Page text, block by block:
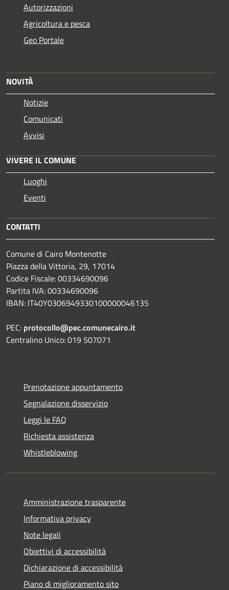
Autorizzazioni
Agricoltura e pesca
Geo Portale
NOVITÀ
Notizie
Comunicati
Avvisi
VIVERE IL COMUNE
Luoghi
Eventi
CONTATTI
Comune di Cairo Montenotte
Piazza della Vittoria, 29, 17014
Codice Fiscale: 00334690096
Partita IVA: 00334690096
IBAN: IT40Y0306949330100000046135
PEC: protocollo@pec.comunecairo.it
Centralino Unico: 019 507071
Prenotazione appuntamento
Segnalazione disservizio
Leggi le FAQ
Richiesta assistenza
Whistleblowing
Amministrazione trasparente
Informativa privacy
Note legali
Obiettivi di accessibilità
Dichiarazione di accessibilità
Piano di miglioramento sito